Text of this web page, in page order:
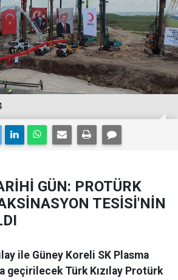
GÜN: PROTÜRK
TESİSİ'NİN
ile Güney Koreli SK Plasma
geçirilecek Türk Kızılay Protürk